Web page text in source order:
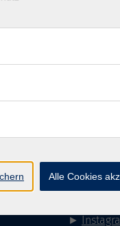
Datenschutzerklärung
Social
►
Alle Cookies